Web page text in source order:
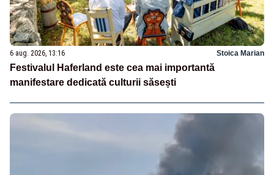
6 aug. 2026, 13:16 Stoica Marian
Festivalul Haferland este cea mai importantă
manifestare dedicată culturii săsești